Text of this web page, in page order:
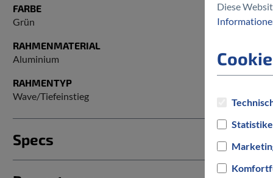
FARBE
Grün
RAHMENMATERIAL
Aluminium
RAHMENTYP
Wave/Tiefeinstieg
Specs
Diese